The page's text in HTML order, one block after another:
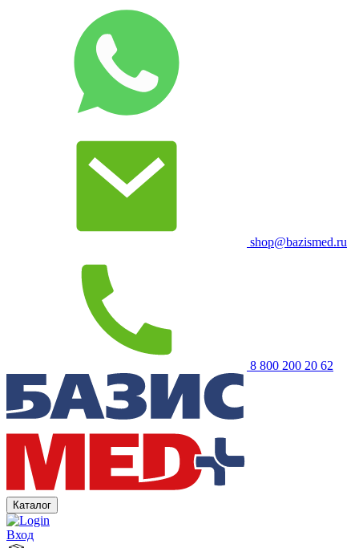
shop@bazismed.ru
8 800 200 20 62
Каталог
Вход